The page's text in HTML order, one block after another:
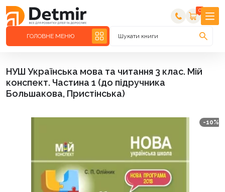
0
ГОЛОВНЕ МЕНЮ Шукати книги
НУШ Українська мова та читання 3 клас. Мій
конспект. Частина 1 (до підручника
Большакова, Пристінська)
-10%